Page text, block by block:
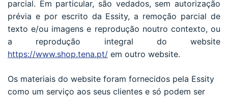
parcial. Em particular, são vedados, sem autorização
prévia e por escrito da Essity, a remoção parcial de
texto e/ou imagens e reprodução noutro contexto, ou
a reprodução integral do website
https://www.shop.tena.pt/ em outro website.
Os materiais do website foram fornecidos pela Essity
como um serviço aos seus clientes e só podem ser